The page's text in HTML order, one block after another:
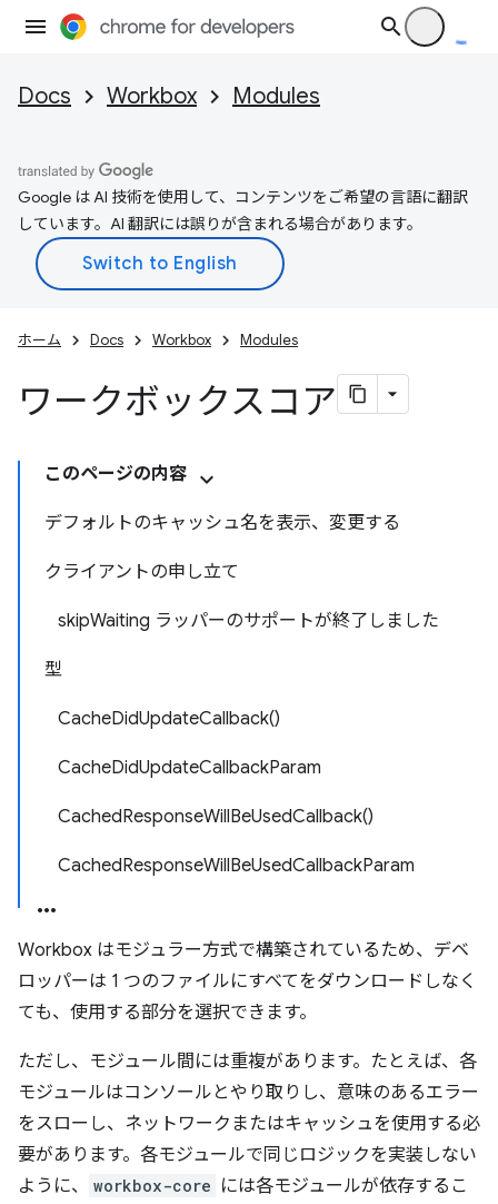
Docs Workbox Modules
Google は AI 技術を使用して、コンテンツをご希望の言語に翻訳
しています。AI 翻訳には誤りが含まれる場合があります。
ホーム Docs Workbox Modules
ワークボックスコア
このページの内容
デフォルトのキャッシュ名を表示、変更する
クライアントの申し立て
skipWaiting ラッパーのサポートが終了しました
型
CacheDidUpdateCallback()
CacheDidUpdateCallbackParam
CachedResponseWillBeUsedCallback()
CachedResponseWillBeUsedCallbackParam
Workbox はモジュラー方式で構築されているため、デベ
ロッパーは 1 つのファイルにすべてをダウンロードしなく
ても、使用する部分を選択できます。
ただし、モジュール間には重複があります。たとえば、各
モジュールはコンソールとやり取りし、意味のあるエラー
をスローし、ネットワークまたはキャッシュを使用する必
要があります。各モジュールで同じロジックを実装しない
ように、
workbox-core には各モジュールが依存するこ